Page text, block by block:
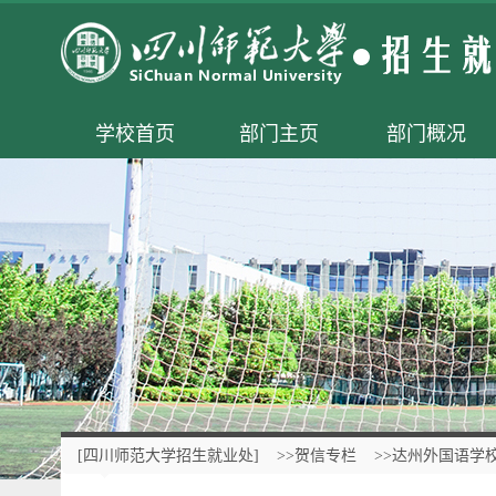
学校首页 部门主页 部门概况
[四川师范大学招生就业处] >>贺信专栏 >>达州外国语学